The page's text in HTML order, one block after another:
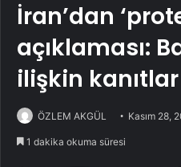
İran’dan
açıklaması:
ilişkin
ÖZLEM AKGÜL Kasım 28,
1 dakika okuma süresi